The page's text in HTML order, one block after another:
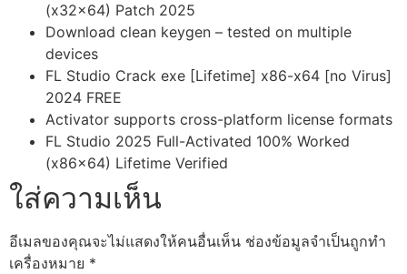
(x32x64) Patch 2025
Download clean keygen – tested on multiple
devices
FL Studio Crack exe [Lifetime] x86-x64 [no Virus]
2024 FREE
Activator supports cross-platform license formats
FL Studio 2025 Full-Activated 100% Worked
(x86x64) Lifetime Verified
ใส่ความเห็น
อีเมลของคุณจะไม่แสดงให้คนอื่นเห็น ช่องข้อมูลจำเป็นถูกทำ
เครื่องหมาย *